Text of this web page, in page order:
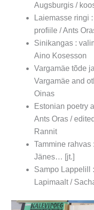
Augsburgis /
Laiemasse ringi
profiile / Ants
Sinikangas :
Aino Kosesson
Vargamäe tõde
Vargamäe and
Oinas
Estonian poetry
Ants Oras /
Rannit
Tammine rahvas
Jänes… [jt.]
Sampo Lappelill
Lapimaalt /